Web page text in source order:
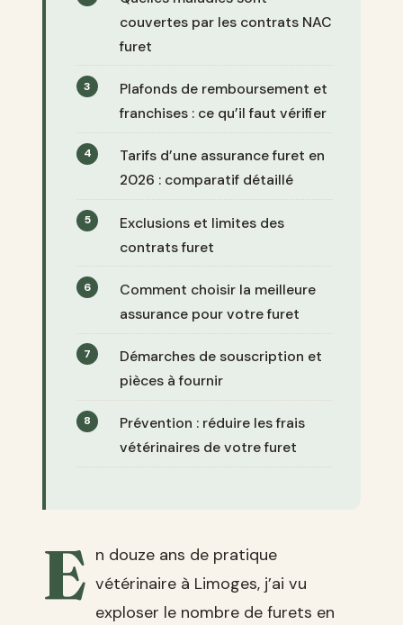
couvertes par les contrats NAC
furet
Plafonds de remboursement et
franchises : ce qu’il faut vérifier
Tarifs d’une assurance furet en
2026 : comparatif détaillé
Exclusions et limites des
contrats furet
Comment choisir la meilleure
assurance pour votre furet
Démarches de souscription et
pièces à fournir
Prévention : réduire les frais
vétérinaires de votre furet
E n douze ans de pratique
vétérinaire à Limoges, j’ai vu
exploser le nombre de furets en